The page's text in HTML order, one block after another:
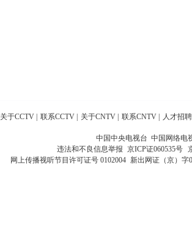
关于CCTV 联系CCTV 关于CNTV 联系CNTV 人才招聘
中国中央电视台 中国网络电
违法和不良信息举报 京ICP证060535号
网上传播视听节目许可证号 0102004 新出网证（京）